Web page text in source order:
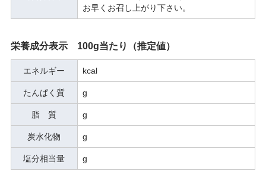
お早くお召し上がり下さい。
栄養成分表示 100g当たり（推定値）
エネルギー kcal
たんぱく質 g
脂 質 g
炭水化物 g
塩分相当量 g